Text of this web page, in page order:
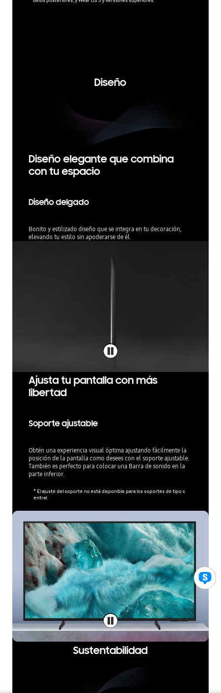
Diseño
Diseño elegante que combina
con tu espacio
Diseño delgado
Bonito y estilizado diseño que se integra en tu decoración,
elevando tu estilo sin apoderarse de él.
Ajusta tu pantalla con más
libertad
Soporte ajustable
Obtén una experiencia visual óptima ajustando fácilmente la
posición de la pantalla como desees con el soporte ajustable.
También es perfecto para colocar una Barra de sonido en la
parte inferior.
* El ajuste del soporte no está disponible para los soportes de tipo c
entral.
Sustentabilidad